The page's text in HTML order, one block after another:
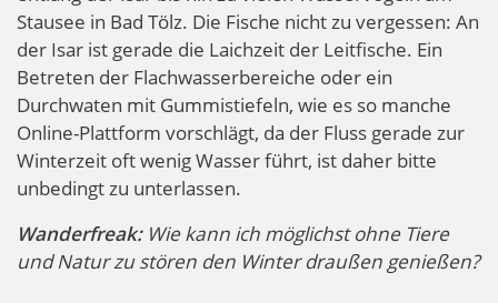
Stausee in Bad Tölz. Die Fische nicht zu vergessen: An
der Isar ist gerade die Laichzeit der Leitfische. Ein
Betreten der Flachwasserbereiche oder ein
Durchwaten mit Gummistiefeln, wie es so manche
Online-Plattform vorschlägt, da der Fluss gerade zur
Winterzeit oft wenig Wasser führt, ist daher bitte
unbedingt zu unterlassen.
Wanderfreak:Wie kann ich möglichst ohne Tiere
und Natur zu stören den Winter draußen genießen?